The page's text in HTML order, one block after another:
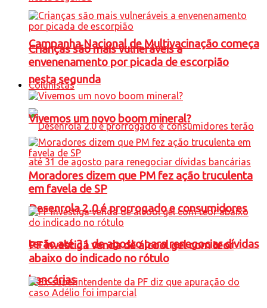
Campanha Nacional de Multivacinação começa
nesta segunda
Desenrola 2.0 é prorrogado e consumidores
terão até 31 de agosto para renegociar dívidas
bancárias
Crianças são mais vulneráveis a
envenenamento por picada de escorpião
Colunistas
Vivemos um novo boom mineral?
Moradores dizem que PM fez ação truculenta
em favela de SP
PF investiga venda de álcool gel com teor
abaixo do indicado no rótulo